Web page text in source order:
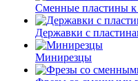
Сменные пластины к
Державки с
Минирезцы